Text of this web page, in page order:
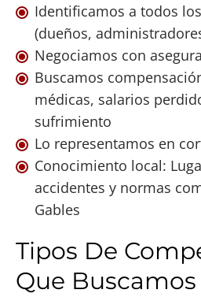
Identificamos a todos
(dueños,
Negociamos con
Buscamos
médicas, salarios
sufrimiento
Lo representamos en
Conocimiento local:
accidentes y normas
Gables
Tipos De
Que Buscamos